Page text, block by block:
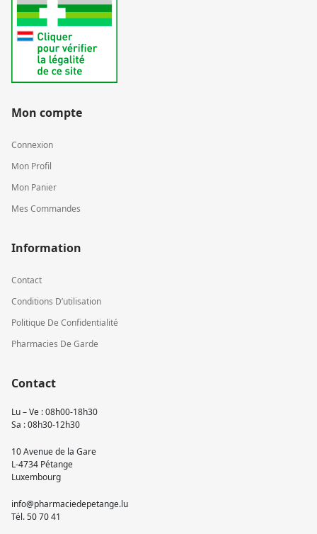
Mon compte
Connexion
Mon Profil
Mon Panier
Mes Commandes
Information
Contact
Conditions D’utilisation
Politique De Confidentialité
Pharmacies De Garde
Contact
Lu – Ve : 08h00-18h30
Sa : 08h30-12h30
10 Avenue de la Gare
L-4734 Pétange
Luxembourg
info@pharmaciedepetange.lu
Tél.50 70 41